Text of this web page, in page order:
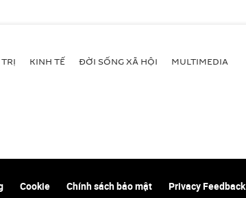
KINH TẾ ĐỜI SỐNG XÃ HỘI MULTIMEDIA
Cookie Chính sách bảo mật Privacy Feedback